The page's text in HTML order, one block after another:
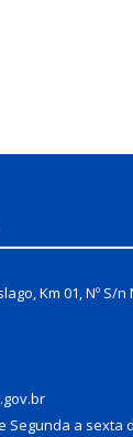
Km 01, Nº S/n
Segunda a sexta